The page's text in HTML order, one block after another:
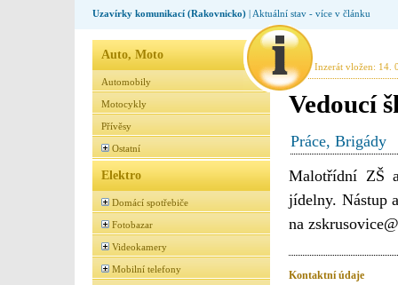
Uzavírky komunikací (Rakovnicko) | Aktuální stav - více v článku
Auto, Moto
Automobily
Motocykly
Přívěsy
Ostatní
Elektro
Domácí spotřebiče
Fotobazar
Videokamery
Mobilní telefony
Inzerát vložen: 14.
Vedoucí
Práce, Brigády
Malotřídní ZŠ
jídelny. Nástup
na
Kontaktní údaje